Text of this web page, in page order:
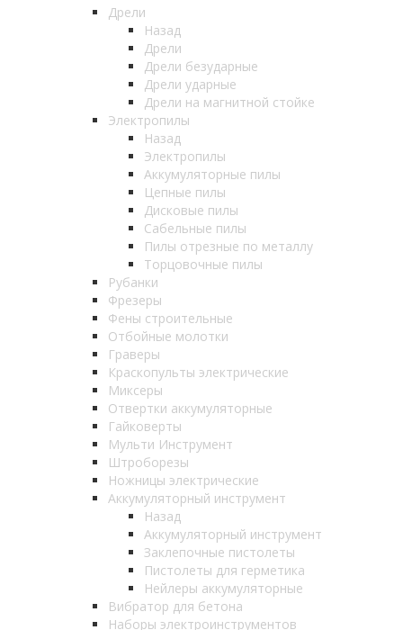
Дрели
Назад
Дрели
Дрели безударные
Дрели ударные
Дрели на магнитной стойке
Электропилы
Назад
Электропилы
Аккумуляторные пилы
Цепные пилы
Дисковые пилы
Сабельные пилы
Пилы отрезные по металлу
Торцовочные пилы
Рубанки
Фрезеры
Фены строительные
Отбойные молотки
Граверы
Краскопульты электрические
Миксеры
Отвертки аккумуляторные
Гайковерты
Мульти Инструмент
Штроборезы
Ножницы электрические
Аккумуляторный инструмент
Назад
Аккумуляторный инструмент
Заклепочные пистолеты
Пистолеты для герметика
Нейлеры аккумуляторные
Вибратор для бетона
Наборы электроинструментов